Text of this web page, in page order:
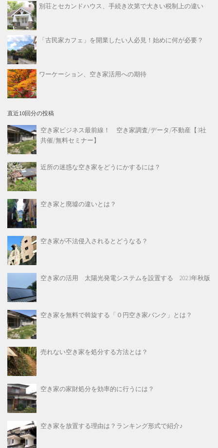
別荘とセカンドハウス、手続き次第で大きい税制上の違い
「古民家カフェ」を開業したい人必見！始めに何が必要？
ワーケーション、空き家活用への期待
直近10回分の投稿
空き家ビジネス最前線！ 空き家調査/データ/不動産【3社
共催/無料セミナー】
近所の迷惑な空き家をどうにかするには？
空き家と廃墟の違いとは？
空き家が不法侵入されるとどうなる？
空き家の活用 太陽光発電システムを設置する 2023年秋版
空き家を無料で斡旋する「０円空き家バンク」とは？
売れない空き家を処分する方法とは？
空き家の家財処分を効率的に行うには？
空き家を放置する理由は？ランキング形式で紹介♪